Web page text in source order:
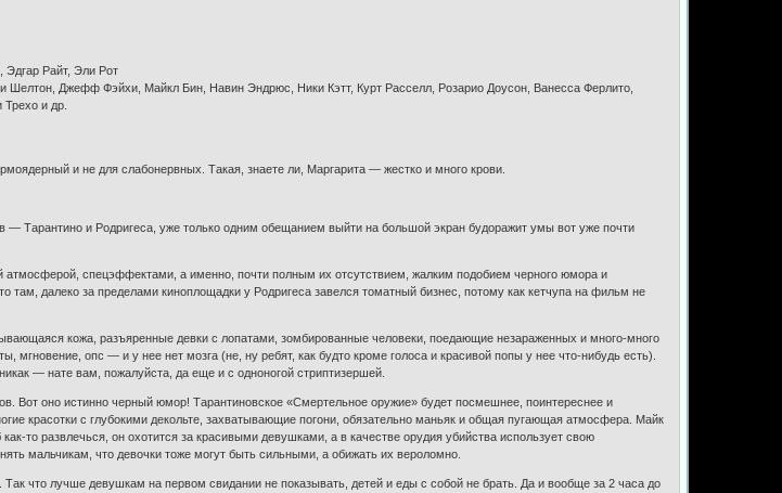
Эдгар Райт, Эли Рот
Джефф Фэйхи, Майкл Бин, Навин Эндрюс, Ники Кэтт, Курт Расселл, Розарио Доусон, Ванесса Ферлито,
и др.
и не для слабонервных. Такая, знаете ли, Маргарита — жестко и много крови.
Тарантино и Родригеса, уже только одним обещанием выйти на большой экран будоражит умы вот уже почти
атмосферой, спецэффектами, а именно, почти полным их отсутствием, жалким подобием черного юмора и
там, далеко за пределами киноплощадки у Родригеса завелся томатный бизнес, потому как кетчупа на фильм не
кожа, разъяренные девки с лопатами, зомбированные человеки, поедающие незараженных и много-много
мгновение, опс — и у нее нет мозга (не, ну ребят, как будто кроме голоса и красивой попы у нее что-нибудь есть).
— нате вам, пожалуйста, да еще и с одноногой стриптизершей.
Вот оно истинно черный юмор! Тарантиновское «Смертельное оружие» будет посмешнее, поинтереснее и
красотки с глубокими декольте, захватывающие погони, обязательно маньяк и общая пугающая атмосфера. Майк
то развлечься, он охотится за красивыми девушками, а в качестве орудия убийства использует свою
мальчикам, что девочки тоже могут быть сильными, а обижать их вероломно.
что лучше девушкам на первом свидании не показывать, детей и еды с собой не брать. Да и вообще за 2 часа до